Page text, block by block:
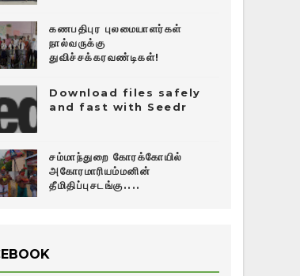
கணபதிபுர புலமையாளர்கள்
நால்வருக்கு
துவிச்சக்கரவண்டிகள்!
Download files safely
and fast with Seedr
சம்மாந்துறை கோரக்கோயில்
அகோரமாரியம்மனின்
தீமிதிப்புசடங்கு....